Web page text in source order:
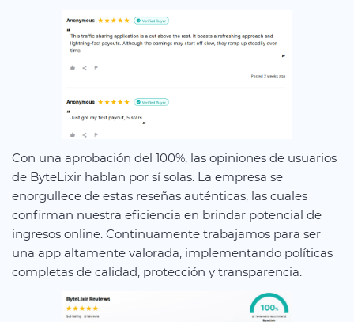
Con una aprobación del 100%, las opiniones de usuarios
de ByteLixir hablan por sí solas. La empresa se
enorgullece de estas reseñas auténticas, las cuales
confirman nuestra eficiencia en brindar potencial de
ingresos online. Continuamente trabajamos para ser
una app altamente valorada, implementando políticas
completas de calidad, protección y transparencia.